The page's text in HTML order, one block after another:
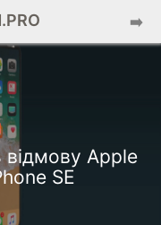
➡️
відмову Apple
SE